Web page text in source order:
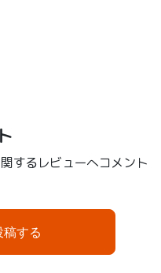
するレビューへコメント
稿する